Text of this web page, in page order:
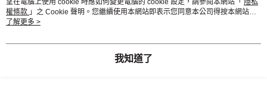
望在電腦上使用 cookie 時應如何變更電腦的 cookie 設定，請參閱本網站「 隱私
權條款 」之 Cookie 聲明。您繼續使用本網站即表示您同意本公司得按本網站使
用條款之 Cookie 聲明使用 cookie。
了解更多 >
我知道了